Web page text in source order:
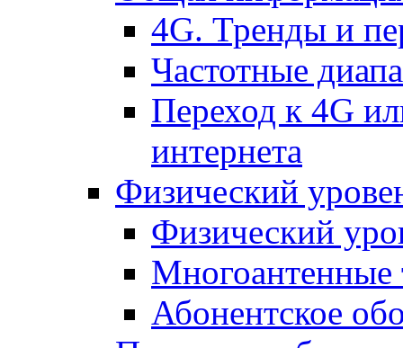
4G. Тренды и
Частотные
Переход к 4G
интернета
Физический
Физический
Многоантенные
Абонентское